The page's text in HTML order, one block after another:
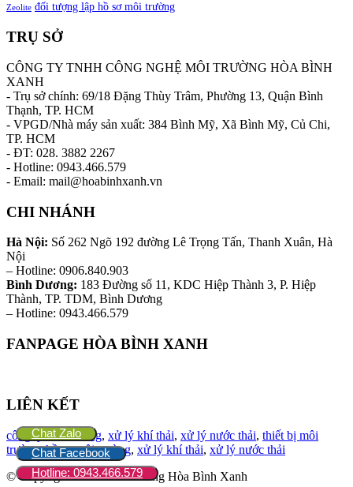
Zeolite đối tượng lập hồ sơ môi trường
TRỤ SỞ
CÔNG TY TNHH CÔNG NGHỆ MÔI TRƯỜNG HÒA BÌNH
XANH
- Trụ sở chính: 69/18 Đặng Thùy Trâm, Phường 13, Quận Bình
Thạnh, TP. HCM
- VPGD/Nhà máy sản xuất: 384 Bình Mỹ, Xã Bình Mỹ, Củ Chi,
TP. HCM
- ĐT: 028. 3882 2267
- Hotline: 0943.466.579
- Email: mail@hoabinhxanh.vn
CHI NHÁNH
Hà Nội: Số 262 Ngõ 192 đường Lê Trọng Tấn, Thanh Xuân, Hà
Nội
– Hotline: 0906.840.903
Bình Dương: 183 Đường số 11, KDC Hiệp Thành 3, P. Hiệp
Thành, TP. TDM, Bình Dương
– Hotline: 0943.466.579
FANPAGE HÒA BÌNH XANH
LIÊN KẾT
công ty môi trường, xử lý khí thải, xử lý nước thải, thiết bị môi
trường,hồ sơ môi trường, xử lý khí thải, xử lý nước thải
© Copyright - 2026 Môi trường Hòa Bình Xanh
Chat Zalo
Chat Facebook
Hotline: 0943.466.579